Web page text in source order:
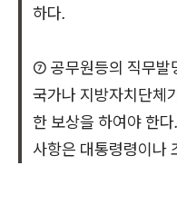
하다.
⑦ 공무원등의 직무발
국가나 지방자치단체
한 보상을 하여야 한
사항은 대통령령이나